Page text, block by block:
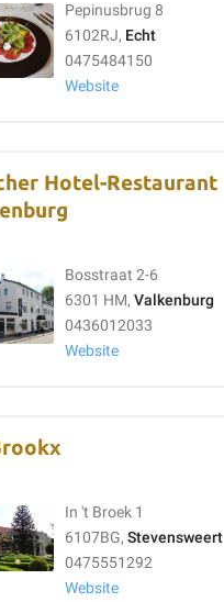
Pepinusbrug 8
6102RJ, Echt
0475484150
Website
Hotel-Restaurant
Bosstraat 2-6
6301 HM, Valkenburg
0436012033
Website
In 't Broek 1
6107BG, Stevensweert
0475551292
Website